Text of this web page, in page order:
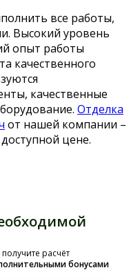
все работы,
Высокий уровень
опыт работы
качественного
качественные
Отделка
от нашей компании –
цене.
расчёт
бонусами